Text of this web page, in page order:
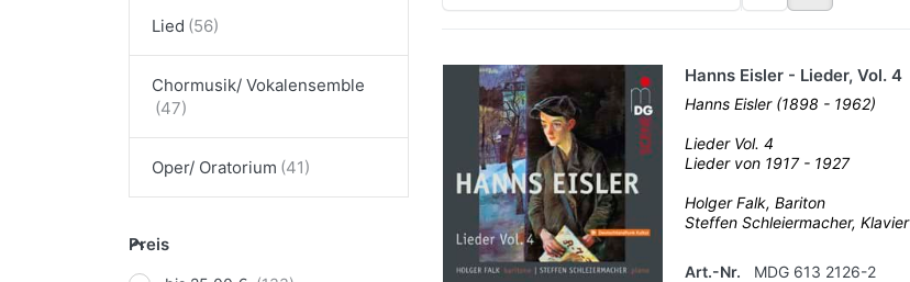
Lied
Chormusik/ Vokalensemble
Oper/ Oratorium
Preis
Hanns Eisler - Lieder, Vol. 4
Hanns Eisler (1898 - 1962)
Lieder Vol. 4
Lieder von 1917 - 1927
Holger Falk, Bariton
Steffen Schleiermacher, Klavier
Art.-Nr. MDG 613 2126-2